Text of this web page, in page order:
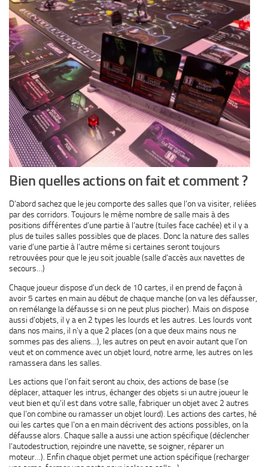
Bien quelles actions on fait et comment ?
D’abord sachez que le jeu comporte des salles que l’on va visiter, reliées
par des corridors. Toujours le même nombre de salle mais à des
positions différentes d’une partie à l’autre (tuiles face cachée) et il y a
plus de tuiles salles possibles que de places. Donc la nature des salles
varie d’une partie à l’autre même si certaines seront toujours
retrouvées pour que le jeu soit jouable (salle d’accès aux navettes de
secours…)
Chaque joueur dispose d’un deck de 10 cartes, il en prend de façon à
avoir 5 cartes en main au début de chaque manche (on va les défausser,
on remélange la défausse si on ne peut plus piocher). Mais on dispose
aussi d’objets, il y a en 2 types les lourds et les autres. Les lourds vont
dans nos mains, il n’y a que 2 places (on a que deux mains nous ne
sommes pas des aliens…), les autres on peut en avoir autant que l’on
veut et on commence avec un objet lourd, notre arme, les autres on les
ramassera dans les salles.
Les actions que l’on fait seront au choix, des actions de base (se
déplacer, attaquer les intrus, échanger des objets si un autre joueur le
veut bien et qu’il est dans votre salle, fabriquer un objet avec 2 autres
que l’on combine ou ramasser un objet lourd). Les actions des cartes, hé
oui les cartes que l’on a en main décrivent des actions possibles, on la
défausse alors. Chaque salle a aussi une action spécifique (déclencher
l’autodestruction, rejoindre une navette, se soigner, réparer un
moteur…). Enfin chaque objet permet une action spécifique (recharger